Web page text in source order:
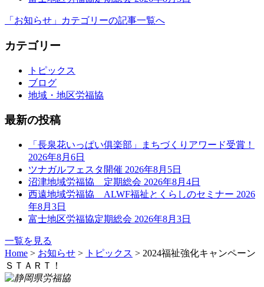
「お知らせ」カテゴリーの記事一覧へ
カテゴリー
トピックス
ブログ
地域・地区労福協
最新の投稿
「長泉花いっぱい俱楽部」まちづくりアワード受賞！
2026年8月6日
ツナガルフェスタ開催 2026年8月5日
沼津地域労福協 定期総会 2026年8月4日
西遠地域労福協 ALWF福祉とくらしのセミナー 2026
年8月3日
富士地区労福協定期総会 2026年8月3日
一覧を見る
Home > お知らせ > トピックス > 2024福祉強化キャンペーン
ＳＴＡＲＴ！